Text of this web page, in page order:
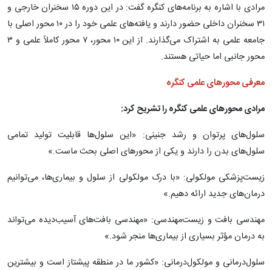
مرادی با اشاره به برنامه‌های کنگره گفت: در این دوره ۱۵ سخنران خارجی و
۳۱ سخنران داخلی حضور دارند و یافته‌های علمی خود را در ۱۰ محور اصلی با
جامعه علمی به اشتراک می‌گذارند. از این ۱۰ محور، ۷ محور کاملاً علمی و ۳
محور جانبی اما حیاتی هستند.
معرفی محورهای علمی کنگره
مرادی محورهای علمی کنگره را تشریح کرد:
سلول‌های پرتوان و رشد جنینی: «این سلول‌ها قابلیت تولید تمامی
سلول‌های بدن را دارند و یکی از محورهای اصلی بحث ماست.»
زیست‌پزشکی مولکولی: «با درک مولکولی از سلول و بیماری‌ها، می‌توانیم
درمان‌های جدید ارائه دهیم.»
مهندسی بافت و زیست‌مهندسی: «مهندسی بافت‌های آسیب‌دیده می‌تواند
به درمان مؤثر بسیاری از بیماری‌ها منجر شود.»
سلول‌درمانی و مولکول‌درمانی: «کشور ما در منطقه پیشتاز است و بیشترین